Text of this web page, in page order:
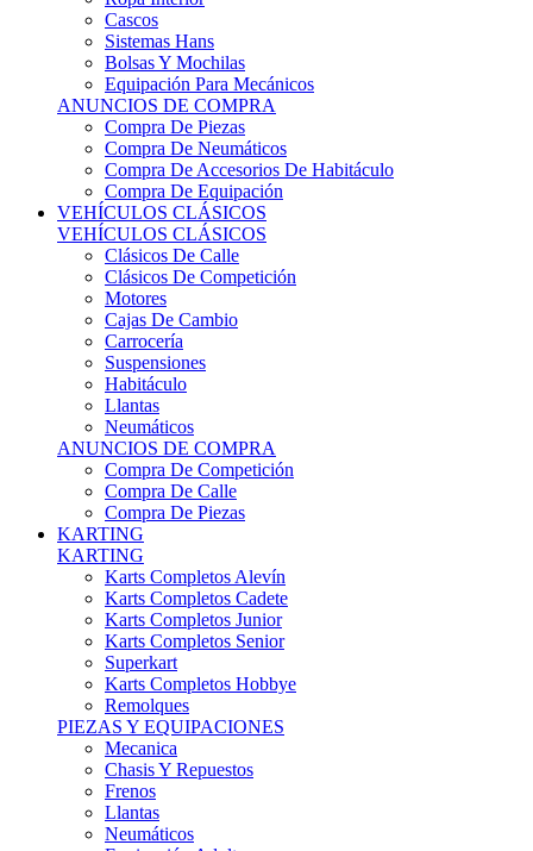
Cascos
Sistemas Hans
Bolsas Y Mochilas
Equipación Para Mecánicos
ANUNCIOS DE COMPRA
Compra De Piezas
Compra De Neumáticos
Compra De Accesorios De Habitáculo
Compra De Equipación
VEHÍCULOS CLÁSICOS
VEHÍCULOS CLÁSICOS
Clásicos De Calle
Clásicos De Competición
Motores
Cajas De Cambio
Carrocería
Suspensiones
Habitáculo
Llantas
Neumáticos
ANUNCIOS DE COMPRA
Compra De Competición
Compra De Calle
Compra De Piezas
KARTING
KARTING
Karts Completos Alevín
Karts Completos Cadete
Karts Completos Junior
Karts Completos Senior
Superkart
Karts Completos Hobbye
Remolques
PIEZAS Y EQUIPACIONES
Mecanica
Chasis Y Repuestos
Frenos
Llantas
Neumáticos